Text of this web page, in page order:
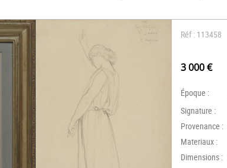
Réf : 113458
3 000 €
Époque :
Signature :
Provenance :
Materiaux :
Dimensions :